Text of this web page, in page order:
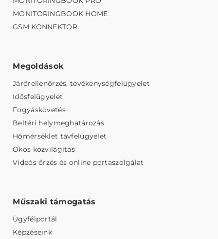
MONITORINGBOOK HOME
GSM KONNEKTOR
Megoldások
Járőrellenőrzés, tevékenységfelügyelet
Idősfelügyelet
Fogyáskövetés
Beltéri helymeghatározás
Hőmérséklet távfelügyelet
Okos közvilágítás
Videós őrzés és online portaszolgálat
Műszaki támogatás
Ügyfélportál
Képzéseink